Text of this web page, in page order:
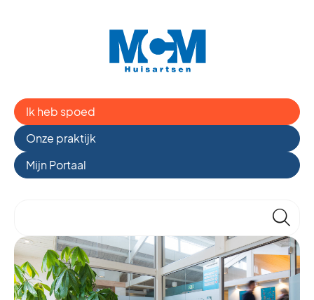
Onze praktijk
Mijn Portaal
Ik heb spoed
🔎